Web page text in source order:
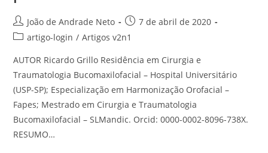
João de Andrade Neto
7 de abril de 2020
artigo-login / Artigos v2n1
AUTOR Ricardo Grillo Residência em Cirurgia e
Traumatologia Bucomaxilofacial – Hospital Universitário
(USP-SP); Especialização em Harmonização Orofacial –
Fapes; Mestrado em Cirurgia e Traumatologia
Bucomaxilofacial – SLMandic. Orcid: 0000-0002-8096-738X.
RESUMO…